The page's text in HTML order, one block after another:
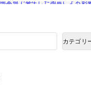
熊本県で発生した地震による影
カテゴリ